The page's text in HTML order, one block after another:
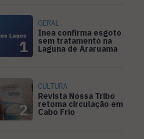
1
GERAL
Inea confirma esgoto
sem tratamento na
Laguna de Araruama
2
CULTURA
Revista Nossa Tribo
retoma circulação em
Cabo Frio